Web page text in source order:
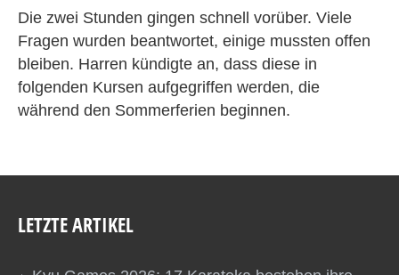
Die zwei Stunden gingen schnell vorüber. Viele
Fragen wurden beantwortet, einige mussten offen
bleiben. Harren kündigte an, dass diese in
folgenden Kursen aufgegriffen werden, die
während den Sommerferien beginnen.
LETZTE ARTIKEL